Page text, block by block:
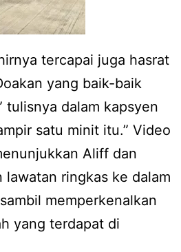
tercapai juga hasrat
yang baik-baik
tulisnya dalam kapsyen
satu minit itu.” Video
Aliff dan
lawatan ringkas ke dalam
memperkenalkan
yang terdapat di